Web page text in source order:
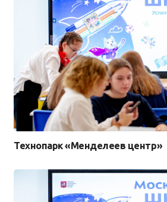
Технопарк «Менделеев центр»